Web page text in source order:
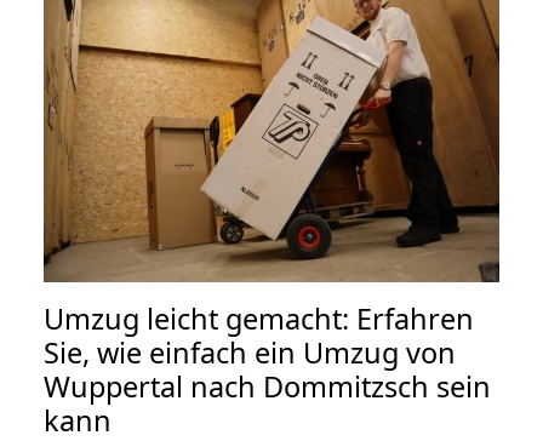
Umzug leicht gemacht: Erfahren
Sie, wie einfach ein Umzug von
Wuppertal nach Dommitzsch sein
kann